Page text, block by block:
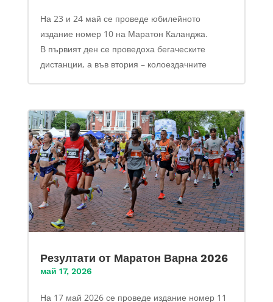
На 23 и 24 май се проведе юбилейното
издание номер 10 на Маратон Каланджа.
В първият ден се проведоха бегаческите
дистанции, а във втория – колоездачните
Резултати от Маратон Варна 2026
май 17, 2026
На 17 май 2026 се проведе издание номер 11